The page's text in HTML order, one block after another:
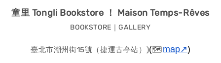
童里 Tongli Bookstore ！ Maison Temps-Rêves
BOOKSTORE｜GALLERY
臺北市潮州街15號（捷運古亭站）)(🗺️map↗)